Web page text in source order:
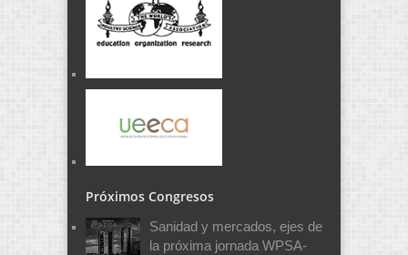
Próximos Congresos
Sanidad y mercados, ejes de
la próxima jornada WPSA-